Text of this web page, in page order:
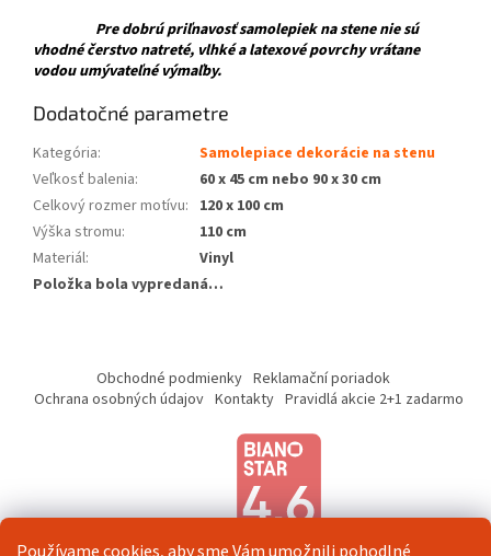
Pre dobrú priľnavosť samolepiek na stene nie sú
vhodné čerstvo natreté, vlhké a latexové povrchy vrátane
vodou umývateľné výmaľby.
Dodatočné parametre
Kategória:
Samolepiace dekorácie na stenu
Veľkosť balenia:
60 x 45 cm nebo 90 x 30 cm
Celkový rozmer motívu: 120 x 100 cm
Výška stromu:
110 cm
Materiál:
Vinyl
Položka bola vypredaná…
Obchodné podmienky Reklamační poriadok
Ochrana osobných údajov Kontakty Pravidlá akcie 2+1 zadarmo